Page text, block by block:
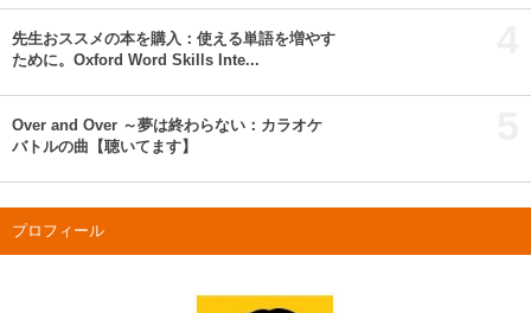
先生おススメの本を購入：使える単語を増やす
ために。Oxford Word Skills Inte...
Over and Over ～夢は終わらない：カラオケ
バトルの曲【聴いてます】
プロフィール